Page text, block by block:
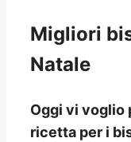
Migliori
Natale
Oggi vi voglio
ricetta per i